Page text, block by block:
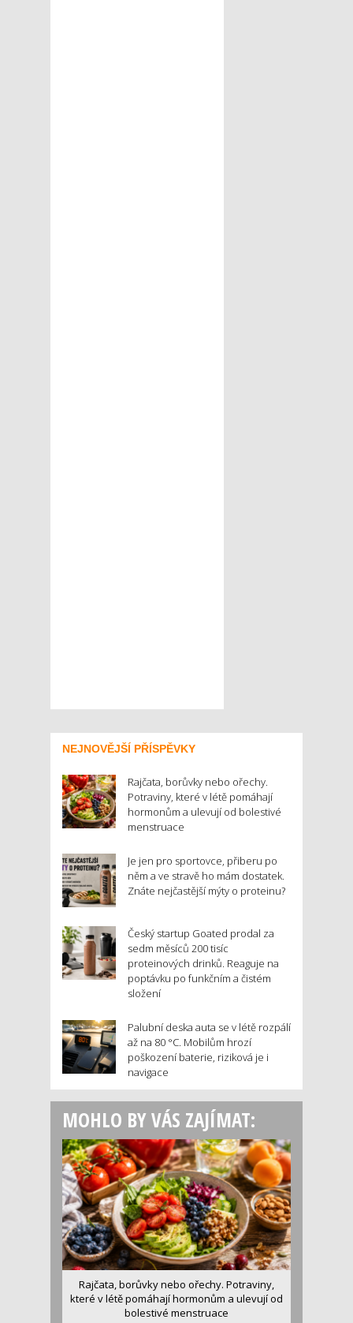
NEJNOVĚJŠÍ PŘÍSPĚVKY
Rajčata, borůvky nebo ořechy.
Potraviny, které v létě pomáhají
hormonům a ulevují od bolestivé
menstruace
Je jen pro sportovce, přiberu po
něm a ve stravě ho mám dostatek.
Znáte nejčastější mýty o proteinu?
Český startup Goated prodal za
sedm měsíců 200 tisíc
proteinových drinků. Reaguje na
poptávku po funkčním a čistém
složení
Palubní deska auta se v létě rozpálí
až na 80 °C. Mobilům hrozí
poškození baterie, riziková je i
navigace
MOHLO BY VÁS ZAJÍMAT:
Rajčata, borůvky nebo ořechy. Potraviny,
které v létě pomáhají hormonům a ulevují od
bolestivé menstruace